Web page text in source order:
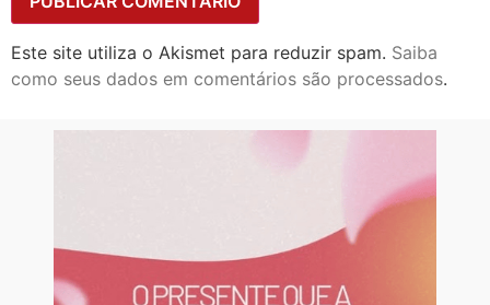
Este site utiliza o Akismet para reduzir spam. Saiba
como seus dados em comentários são processados.